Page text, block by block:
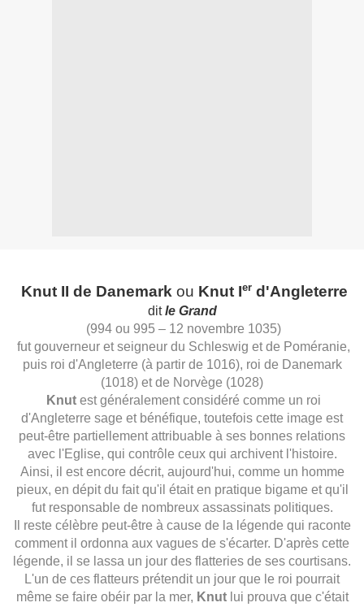
Knut II de Danemarkou Knut Ierd'Angleterre
ditle Grand
(994 ou 995 – 12 novembre 1035)
fut gouverneur et seigneur du Schleswig et de Poméranie,
puis roi d'Angleterre (à partir de 1016), roi de Danemark
(1018) et de Norvège (1028)
Knut est généralement considéré comme un roi
d'Angleterre sage et bénéfique, toutefois cette image est
peut-être partiellement attribuable à ses bonnes relations
avec l'Eglise, qui contrôle ceux qui archivent l'histoire.
Ainsi, il est encore décrit, aujourd'hui, comme un homme
pieux, en dépit du fait qu'il était en pratique bigame et qu'il
fut responsable de nombreux assassinats politiques.
Il reste célèbre peut-être à cause de la légende qui raconte
comment il ordonna aux vagues de s'écarter. D'après cette
légende, il se lassa un jour des flatteries de ses courtisans.
L'un de ces flatteurs prétendit un jour que le roi pourrait
même se faire obéir par la mer, Knutlui prouva que c'était